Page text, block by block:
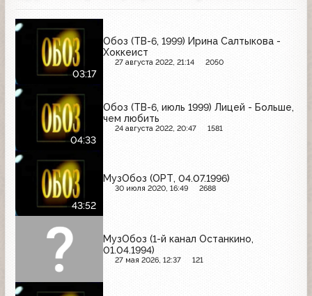
03:17
Обоз (ТВ-6, 1999) Ирина Салтыкова -
Хоккеист
27 августа 2022, 21:14 2050
04:33
Обоз (ТВ-6, июль 1999) Лицей - Больше,
чем любить
24 августа 2022, 20:47 1581
43:52
МузОбоз (ОРТ, 04.07.1996)
30 июля 2020, 16:49 2688
МузОбоз (1-й канал Останкино,
01.04.1994)
27 мая 2026, 12:37 121